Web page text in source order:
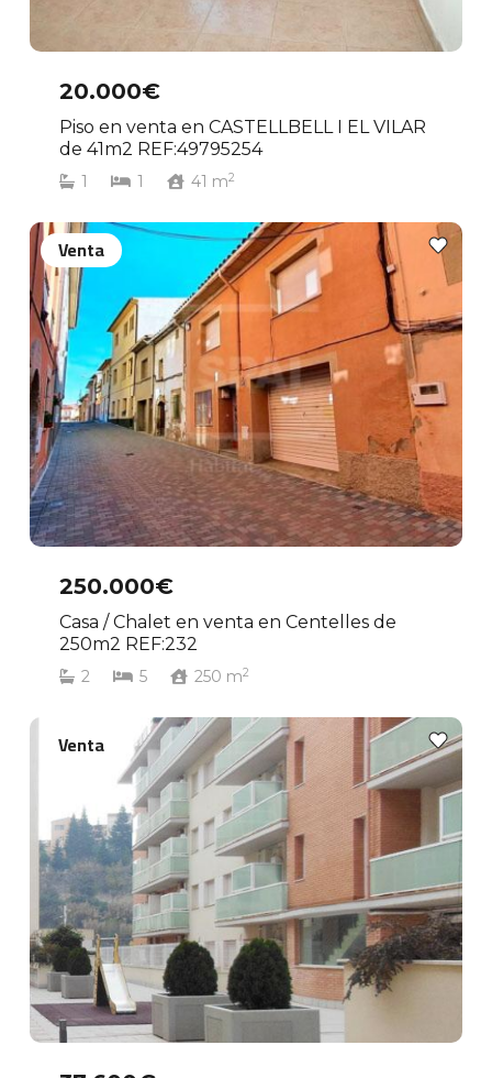
20.000€
Piso en venta en CASTELLBELL I EL VILAR
de 41m2 REF:49795254
1 1 41 m2
250.000€
Casa / Chalet en venta en Centelles de
250m2 REF:232
2 5 250 m2
Venta
Venta